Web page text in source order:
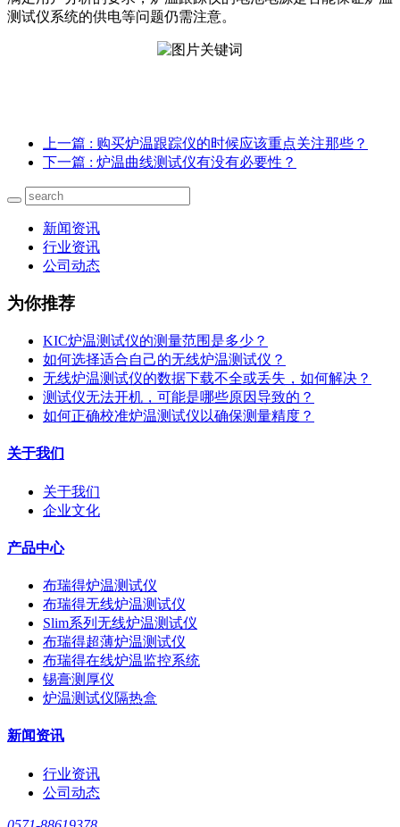
测试仪系统的供电等问题仍需注意。
上一篇 : 购买炉温跟踪仪的时候应该重点关注那些？
下一篇 : 炉温曲线测试仪有没有必要性？
新闻资讯
行业资讯
公司动态
为你推荐
KIC炉温测试仪的测量范围是多少？
如何选择适合自己的无线炉温测试仪？
无线炉温测试仪的数据下载不全或丢失，如何解决？
测试仪无法开机，可能是哪些原因导致的？
如何正确校准炉温测试仪以确保测量精度？
关于我们
关于我们
企业文化
产品中心
布瑞得炉温测试仪
布瑞得无线炉温测试仪
Slim系列无线炉温测试仪
布瑞得超薄炉温测试仪
布瑞得在线炉温监控系统
锡膏测厚仪
炉温测试仪隔热盒
新闻资讯
行业资讯
公司动态